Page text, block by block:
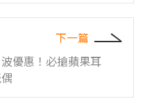
下一篇
優惠！必搶蘋果耳